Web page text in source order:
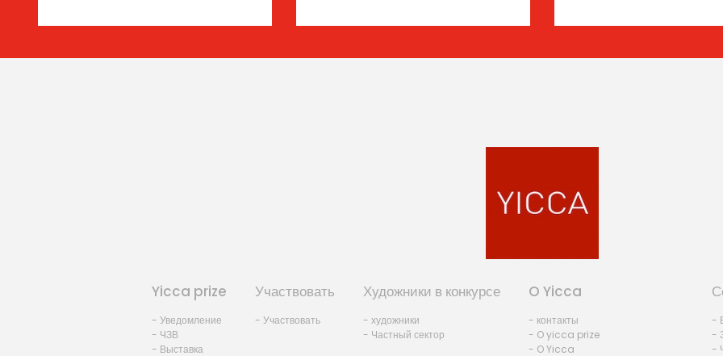
Yicca prize
- Уведомление
- ЧЗВ
- Выставка
Участвовать
- Участвовать
Художники в конкурсе
- художники
- Частный сектор
O Yicca
- контакты
- O yicca prize
- O Yicca
-
-
-